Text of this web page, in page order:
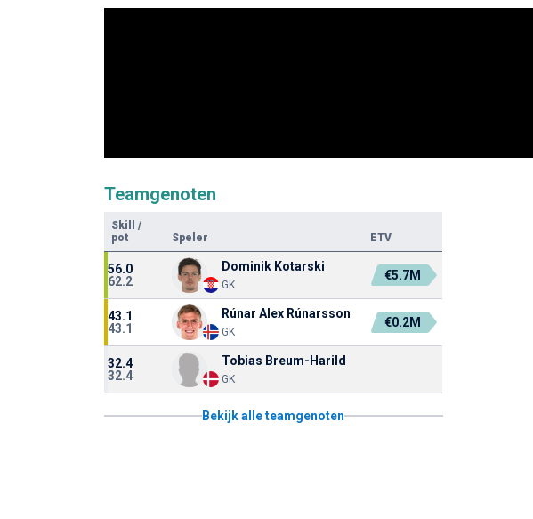
Teamgenoten
Skill
/
pot
Speler ETV
56.0
62.2
Dominik Kotarski
GK
€5.7M
43.1
43.1
Rúnar Alex Rúnarsson
GK
€0.2M
32.4
32.4
Tobias Breum-Harild
GK
Bekijk alle teamgenoten